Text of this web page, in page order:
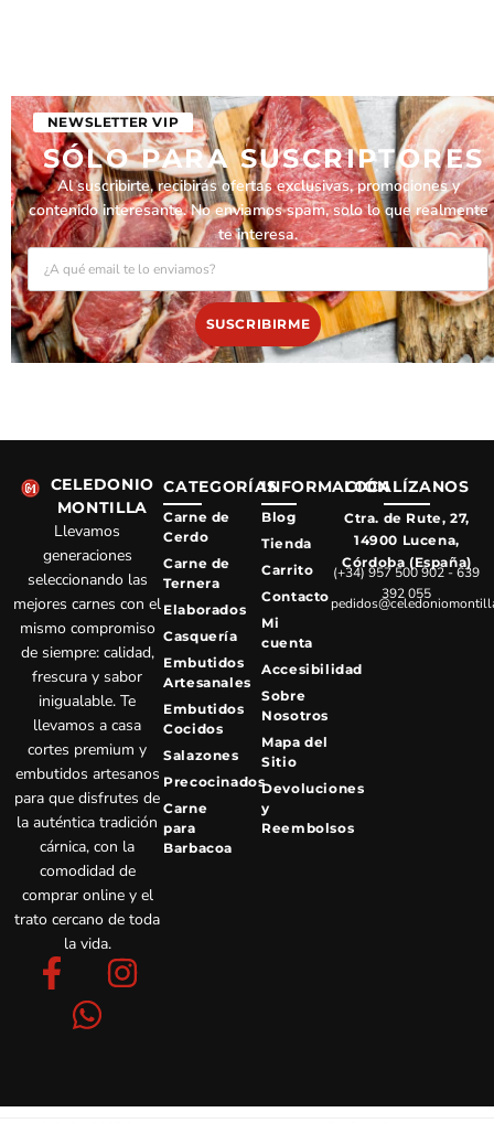
NEWSLETTER VIP
SÓLO PARA SUSCRIPTORES
Al suscribirte, recibirás ofertas exclusivas, promociones y
contenido interesante. No enviamos spam, solo lo que realmente
te interesa.
EMAIL
SUSCRIBIRME
CELEDONIO
MONTILLA
Llevamos
generaciones
seleccionando las
mejores carnes con el
mismo compromiso
de siempre: calidad,
frescura y sabor
inigualable. Te
llevamos a casa
cortes premium y
embutidos artesanos
para que disfrutes de
la auténtica tradición
cárnica, con la
comodidad de
comprar online y el
trato cercano de toda
la vida.
F
a
b
I
a
W
h
a
s
CATEGORÍAS
Carne de
Cerdo
Carne de
Ternera
Elaborados
Casquería
Embutidos
Artesanales
Embutidos
Cocidos
Salazones
Precocinados
Carne
para
Barbacoa
INFORMACIÓN
Blog
Tienda
Carrito
Contacto
Mi
cuenta
Accesibilidad
Sobre
Nosotros
Mapa del
Sitio
Devoluciones
y
Reembolsos
LOCALÍZANOS
Ctra. de Rute, 27,
14900 Lucena,
Córdoba (España)
(+34) 957 500 902 - 639
392 055